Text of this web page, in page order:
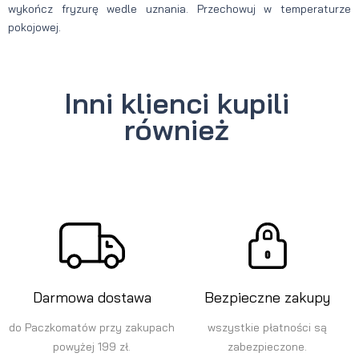
wykończ fryzurę wedle uznania. Przechowuj w temperaturze
pokojowej.
Inni klienci kupili
również
Darmowa dostawa
do Paczkomatów przy zakupach
powyżej 199 zł.
Bezpieczne zakupy
wszystkie płatności są
zabezpieczone.